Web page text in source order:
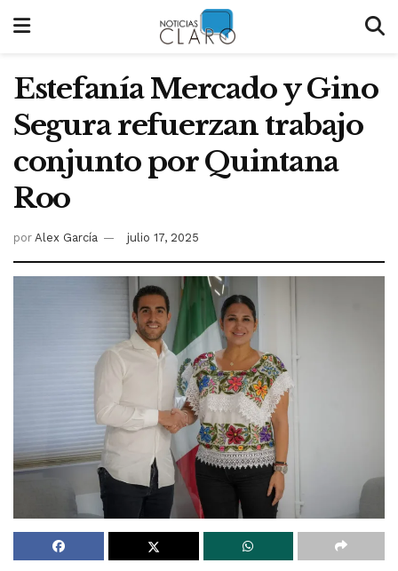
Estefanía Mercado y Gino
Segura refuerzan trabajo
conjunto por Quintana
Roo
por Alex García julio 17, 2025